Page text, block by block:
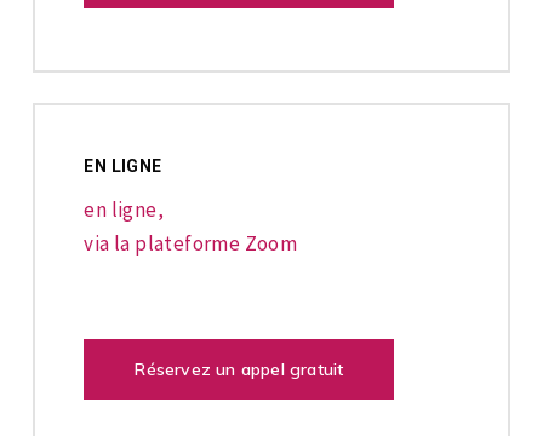
EN LIGNE
en ligne,
via la plateforme Zoom
Réservez un appel gratuit